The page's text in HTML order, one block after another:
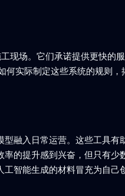
现场。它们承诺提供更快的
实际制定这些系统的规则，
融入日常运营。这些工具有
的提升感到兴奋，但只有少
智能生成的材料冒充为自己